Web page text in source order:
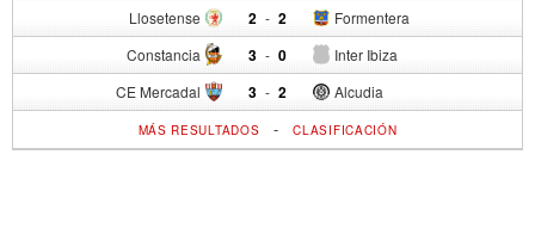
Llosetense 2 - Formentera
2
Constancia 3 - Inter Ibiza
0
CE Mercadal 3 - Alcudia
2
MÁS RESULTADOS -CLASIFICACIÓN